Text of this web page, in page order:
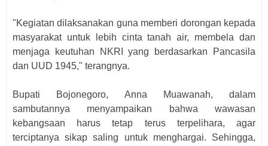
"Kegiatan dilaksanakan guna memberi dorongan kepada
masyarakat untuk lebih cinta tanah air, membela dan
menjaga keutuhan NKRI yang berdasarkan Pancasila
dan UUD 1945," terangnya.
Bupati Bojonegoro, Anna Muawanah, dalam
sambutannya menyampaikan bahwa wawasan
kebangsaan harus tetap terus terpelihara, agar
terciptanya sikap saling untuk menghargai. Sehingga,